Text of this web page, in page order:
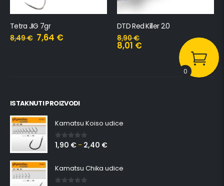
Tetra JIG 7gr
8,49€ 7,64 €
DTD Red Killer 2.0
8,90€
8,01 €
ISTAKNUTI PROIZVODI
Kamatsu Koiso udice
0 out of 5
1,90 € – 2,40 €
Kamatsu Chika udice
0